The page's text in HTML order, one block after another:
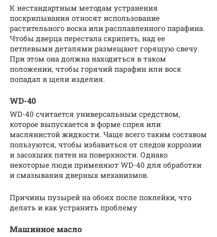
К нестандартным методам устранения
поскрипывания относят использование
растительного воска или расплавленного парафина.
Чтобы дверца перестала скрипеть, над ее
петлевыми деталями размещают горящую свечу.
При этом она должна находиться в таком
положении, чтобы горячий парафин или воск
попадал в щели изделия.
WD-40
WD-40 считается универсальным средством,
которое выпускается в форме спрея или
маслянистой жидкости. Чаще всего таким составом
пользуются, чтобы избавиться от следов коррозии
и засохших пятен на поверхности. Однако
некоторые люди применяют WD-40 для обработки
и смазывания дверных механизмов.
Причины пузырей на обоях после поклейки, что
делать и как устранить проблему
Машинное масло